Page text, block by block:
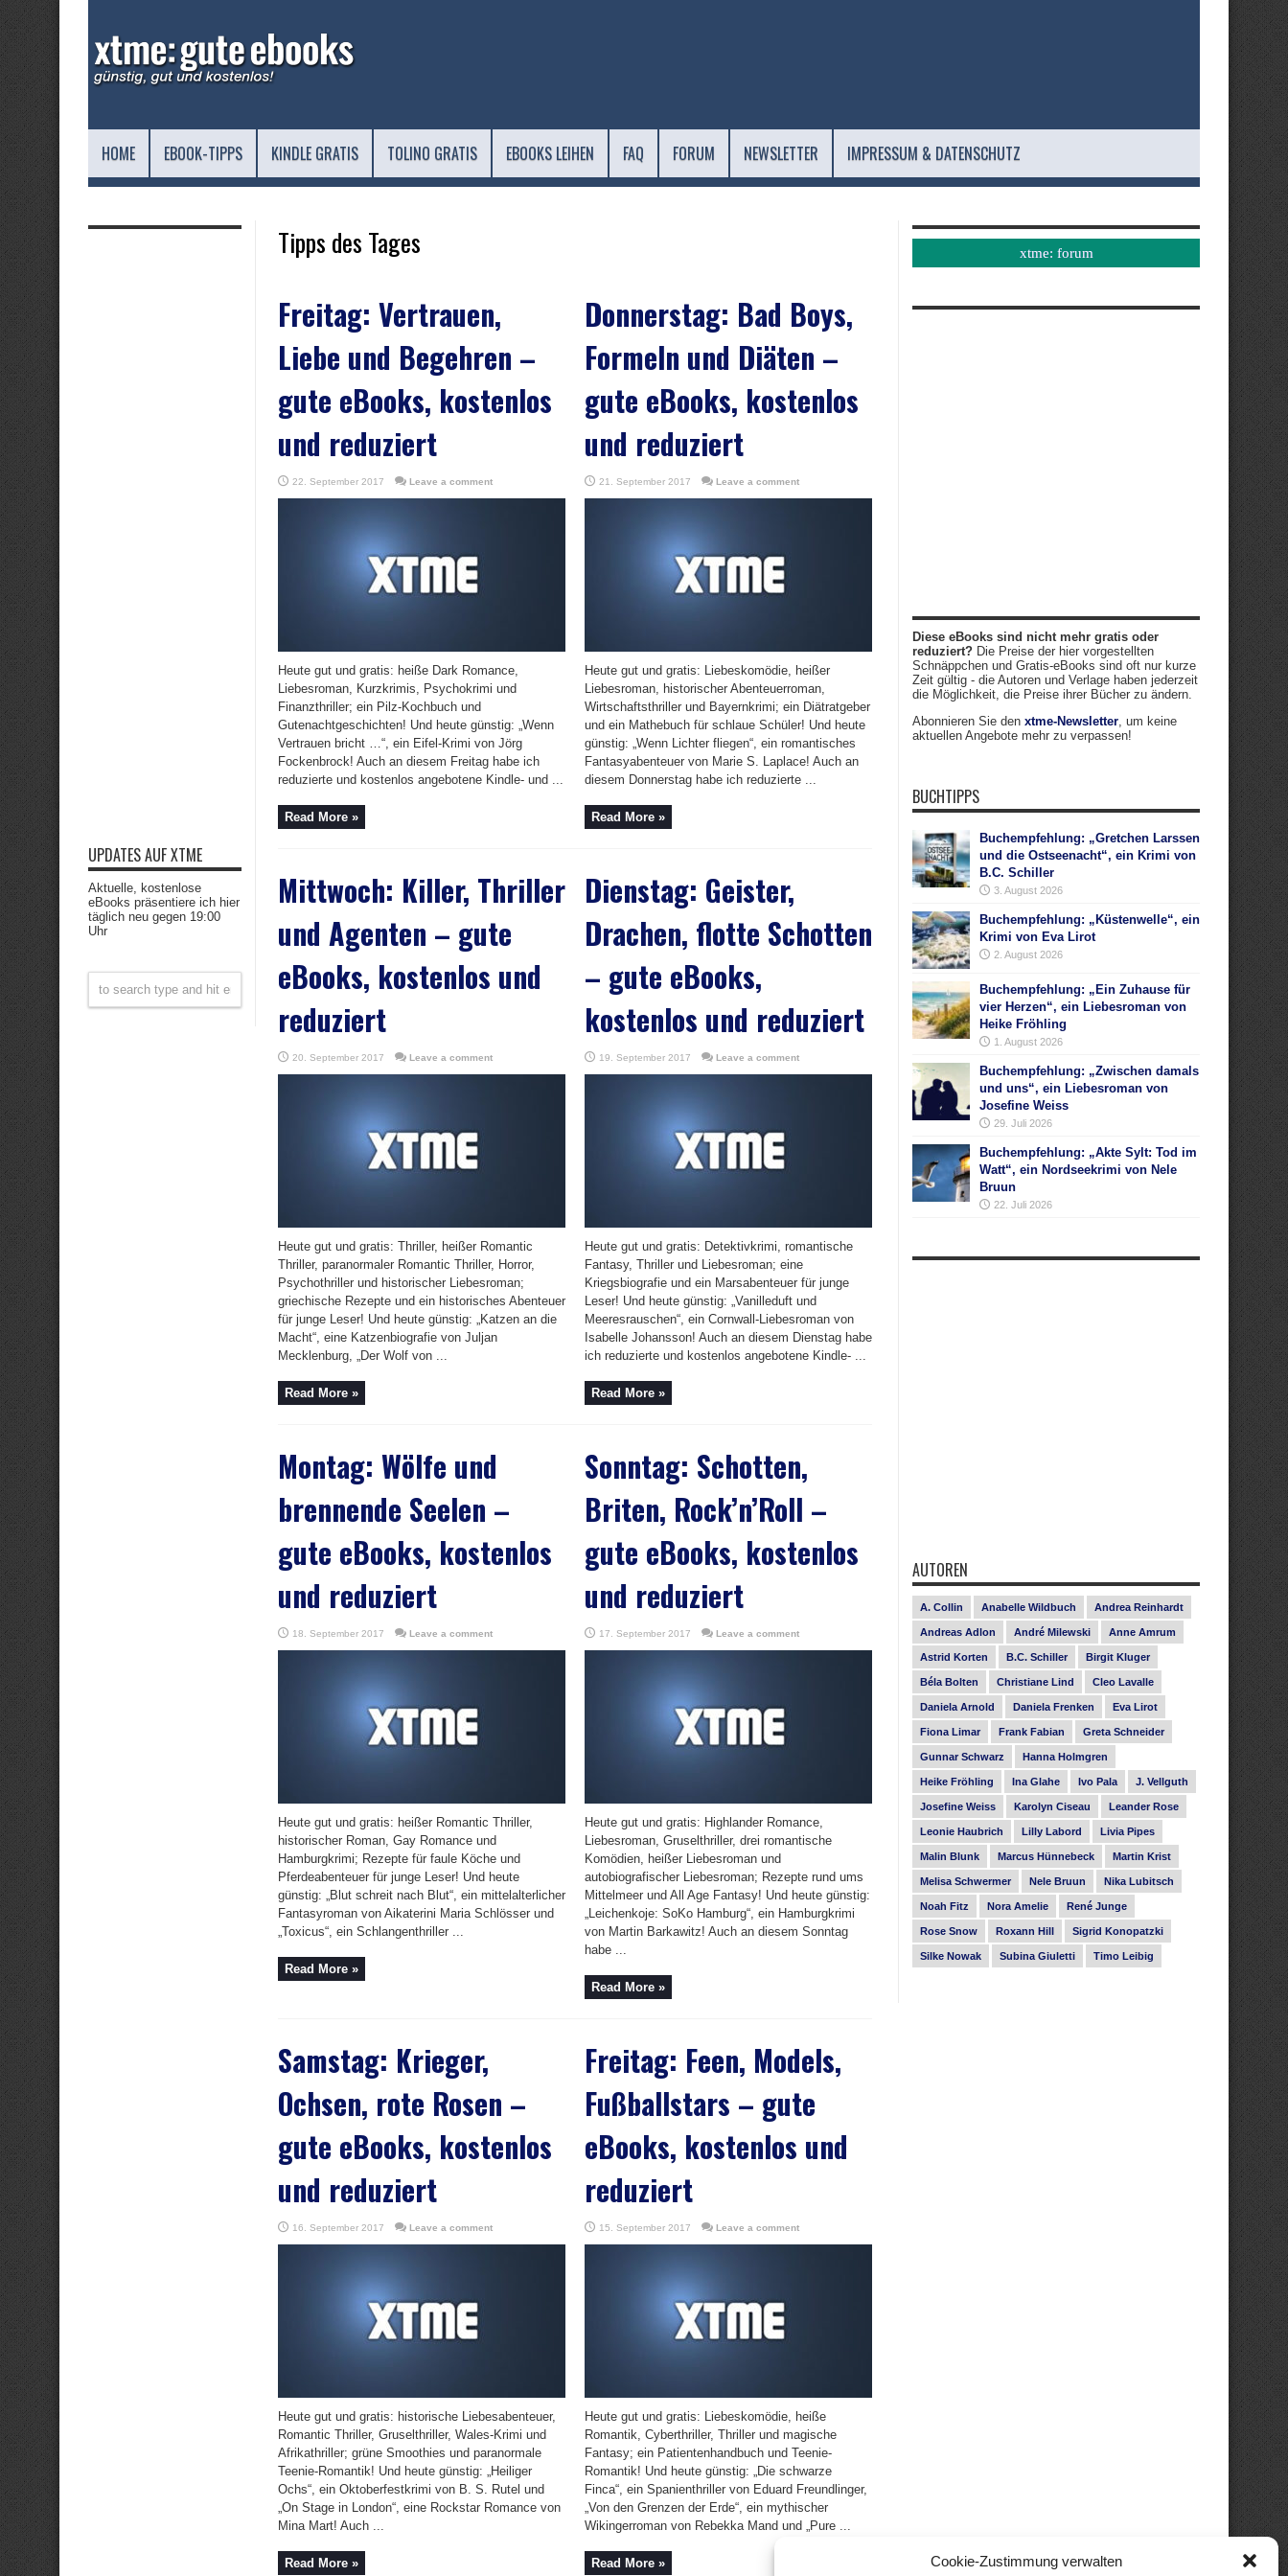
Cookie-Zustimmung verwalten
HOME EBOOK-TIPPS KINDLE GRATIS TOLINO GRATIS EBOOKS LEIHEN FAQ FORUM NEWSLETTER IMPRESSUM & DATENSCHUTZ
Tipps des Tages
Freitag: Vertrauen,
Liebe und Begehren –
gute eBooks, kostenlos
und reduziert
22. September 2017 Leave a comment
Heute gut und gratis: heiße Dark Romance,
Liebesroman, Kurzkrimis, Psychokrimi und
Finanzthriller; ein Pilz-Kochbuch und
Gutenachtgeschichten! Und heute günstig: „Wenn
Vertrauen bricht …“, ein Eifel-Krimi von Jörg
Fockenbrock! Auch an diesem Freitag habe ich
reduzierte und kostenlos angebotene Kindle- und ...
Read More »
Donnerstag: Bad Boys,
Formeln und Diäten –
gute eBooks, kostenlos
und reduziert
21. September 2017 Leave a comment
Heute gut und gratis: Liebeskomödie, heißer
Liebesroman, historischer Abenteuerroman,
Wirtschaftsthriller und Bayernkrimi; ein Diätratgeber
und ein Mathebuch für schlaue Schüler! Und heute
günstig: „Wenn Lichter fliegen“, ein romantisches
Fantasyabenteuer von Marie S. Laplace! Auch an
diesem Donnerstag habe ich reduzierte ...
Read More »
Mittwoch: Killer, Thriller
und Agenten – gute
eBooks, kostenlos und
reduziert
20. September 2017 Leave a comment
Heute gut und gratis: Thriller, heißer Romantic
Thriller, paranormaler Romantic Thriller, Horror,
Psychothriller und historischer Liebesroman;
griechische Rezepte und ein historisches Abenteuer
für junge Leser! Und heute günstig: „Katzen an die
Macht“, eine Katzenbiografie von Juljan
Mecklenburg, „Der Wolf von ...
Read More »
Dienstag: Geister,
Drachen, flotte Schotten
– gute eBooks,
kostenlos und reduziert
19. September 2017 Leave a comment
Heute gut und gratis: Detektivkrimi, romantische
Fantasy, Thriller und Liebesroman; eine
Kriegsbiografie und ein Marsabenteuer für junge
Leser! Und heute günstig: „Vanilleduft und
Meeresrauschen“, ein Cornwall-Liebesroman von
Isabelle Johansson! Auch an diesem Dienstag habe
ich reduzierte und kostenlos angebotene Kindle- ...
Read More »
Montag: Wölfe und
brennende Seelen –
gute eBooks, kostenlos
und reduziert
18. September 2017 Leave a comment
Heute gut und gratis: heißer Romantic Thriller,
historischer Roman, Gay Romance und
Hamburgkrimi; Rezepte für faule Köche und
Pferdeabenteuer für junge Leser! Und heute
günstig: „Blut schreit nach Blut“, ein mittelalterlicher
Fantasyroman von Aikaterini Maria Schlösser und
„Toxicus“, ein Schlangenthriller ...
Read More »
Sonntag: Schotten,
Briten, Rock’n’Roll –
gute eBooks, kostenlos
und reduziert
17. September 2017 Leave a comment
Heute gut und gratis: Highlander Romance,
Liebesroman, Gruselthriller, drei romantische
Komödien, heißer Liebesroman und
autobiografischer Liebesroman; Rezepte rund ums
Mittelmeer und All Age Fantasy! Und heute günstig:
„Leichenkoje: SoKo Hamburg“, ein Hamburgkrimi
von Martin Barkawitz! Auch an diesem Sonntag
habe ...
Read More »
Samstag: Krieger,
Ochsen, rote Rosen –
gute eBooks, kostenlos
und reduziert
16. September 2017 Leave a comment
Heute gut und gratis: historische Liebesabenteuer,
Romantic Thriller, Gruselthriller, Wales-Krimi und
Afrikathriller; grüne Smoothies und paranormale
Teenie-Romantik! Und heute günstig: „Heiliger
Ochs“, ein Oktoberfestkrimi von B. S. Rutel und
„On Stage in London“, eine Rockstar Romance von
Mina Mart! Auch ...
Read More »
Freitag: Feen, Models,
Fußballstars – gute
eBooks, kostenlos und
reduziert
15. September 2017 Leave a comment
Heute gut und gratis: Liebeskomödie, heiße
Romantik, Cyberthriller, Thriller und magische
Fantasy; ein Patientenhandbuch und Teenie-
Romantik! Und heute günstig: „Die schwarze
Finca“, ein Spanienthriller von Eduard Freundlinger,
„Von den Grenzen der Erde“, ein mythischer
Wikingerroman von Rebekka Mand und „Pure ...
Read More »
UPDATES AUF XTME
Aktuelle, kostenlose
eBooks präsentiere ich hier
täglich neu gegen 19:00
Uhr
xtme: forum
Diese eBooks sind nicht mehr gratis oder
reduziert? Die Preise der hier vorgestellten
Schnäppchen und Gratis-eBooks sind oft nur kurze
Zeit gültig - die Autoren und Verlage haben jederzeit
die Möglichkeit, die Preise ihrer Bücher zu ändern.
Abonnieren Sie den xtme-Newsletter, um keine
aktuellen Angebote mehr zu verpassen!
BUCHTIPPS
Buchempfehlung: „Gretchen Larssen
und die Ostseenacht“, ein Krimi von
B.C. Schiller
3. August 2026
Buchempfehlung: „Küstenwelle“, ein
Krimi von Eva Lirot
2. August 2026
Buchempfehlung: „Ein Zuhause für
vier Herzen“, ein Liebesroman von
Heike Fröhling
1. August 2026
Buchempfehlung: „Zwischen damals
und uns“, ein Liebesroman von
Josefine Weiss
29. Juli 2026
Buchempfehlung: „Akte Sylt: Tod im
Watt“, ein Nordseekrimi von Nele
Bruun
22. Juli 2026
AUTOREN
A. Collin Anabelle Wildbuch Andrea Reinhardt
Andreas Adlon André Milewski Anne Amrum
Astrid Korten B.C. Schiller Birgit Kluger
Béla Bolten Christiane Lind Cleo Lavalle
Daniela Arnold Daniela Frenken Eva Lirot
Fiona Limar Frank Fabian Greta Schneider
Gunnar Schwarz Hanna Holmgren
Heike Fröhling Ina Glahe Ivo Pala J. Vellguth
Josefine Weiss Karolyn Ciseau Leander Rose
Leonie Haubrich Lilly Labord Livia Pipes
Malin Blunk Marcus Hünnebeck Martin Krist
Melisa Schwermer Nele Bruun Nika Lubitsch
Noah Fitz Nora Amelie René Junge
Rose Snow Roxann Hill Sigrid Konopatzki
Silke Nowak Subina Giuletti Timo Leibig